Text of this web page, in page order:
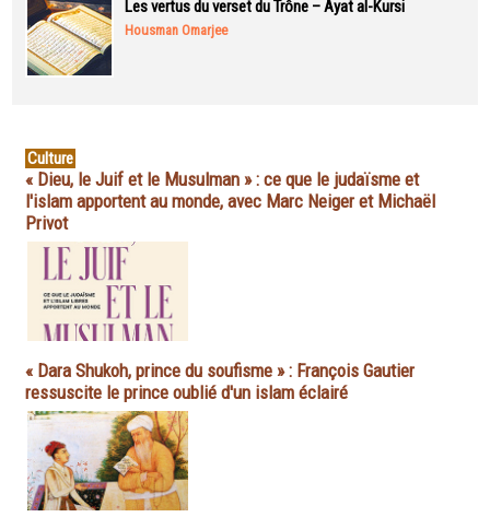
Les vertus du verset du Trône – Ayat al-Kursi
Housman Omarjee
Culture
« Dieu, le Juif et le Musulman » : ce que le judaïsme et
l'islam apportent au monde, avec Marc Neiger et Michaël
Privot
« Dara Shukoh, prince du soufisme » : François Gautier
ressuscite le prince oublié d'un islam éclairé